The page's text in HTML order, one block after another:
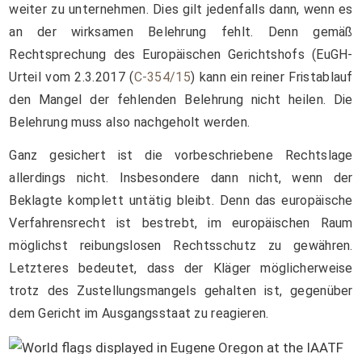
weiter zu unternehmen. Dies gilt jedenfalls dann, wenn es
an der wirksamen Belehrung fehlt. Denn gemäß
Rechtsprechung des Europäischen Gerichtshofs (EuGH-
Urteil vom 2.3.2017 (C-354/15) kann ein reiner Fristablauf
den Mangel der fehlenden Belehrung nicht heilen. Die
Belehrung muss also nachgeholt werden.
Ganz gesichert ist die vorbeschriebene Rechtslage
allerdings nicht. Insbesondere dann nicht, wenn der
Beklagte komplett untätig bleibt. Denn das europäische
Verfahrensrecht ist bestrebt, im europäischen Raum
möglichst reibungslosen Rechtsschutz zu gewähren.
Letzteres bedeutet, dass der Kläger möglicherweise
trotz des Zustellungsmangels gehalten ist, gegenüber
dem Gericht im Ausgangsstaat zu reagieren.